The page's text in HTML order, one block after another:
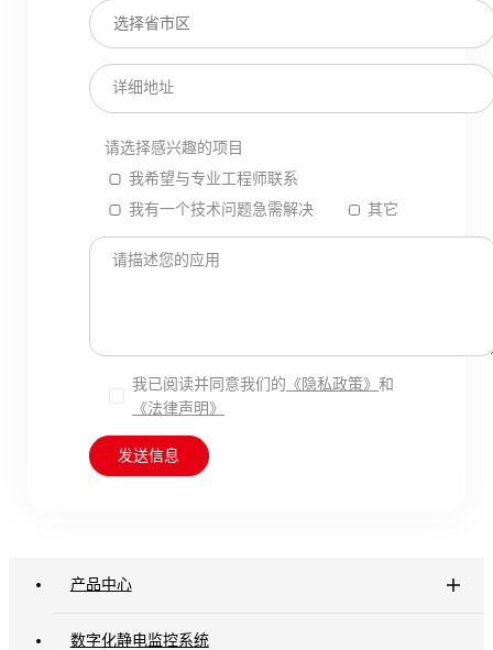
详细地址
请选择感兴趣的项目
我希望与专业工程师联系
我有一个技术问题急需解决
其它
请描述您的应用
我已阅读并同意我们的 《隐私政策》和
《法律声明》
发送信息
产品中心
数字化静电监控系统